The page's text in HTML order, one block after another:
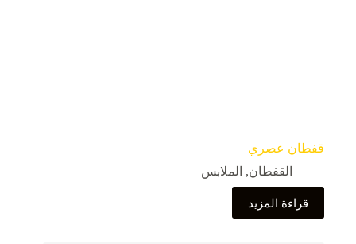
قفطان عصري
القفطان, الملابس
قراءة المزيد